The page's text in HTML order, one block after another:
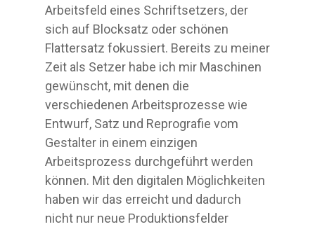
Arbeitsfeld eines Schriftsetzers, der
sich auf Blocksatz oder schönen
Flattersatz fokussiert. Bereits zu meiner
Zeit als Setzer habe ich mir Maschinen
gewünscht, mit denen die
verschiedenen Arbeitsprozesse wie
Entwurf, Satz und Reprografie vom
Gestalter in einem einzigen
Arbeitsprozess durchgeführt werden
können. Mit den digitalen Möglichkeiten
haben wir das erreicht und dadurch
nicht nur neue Produktionsfelder